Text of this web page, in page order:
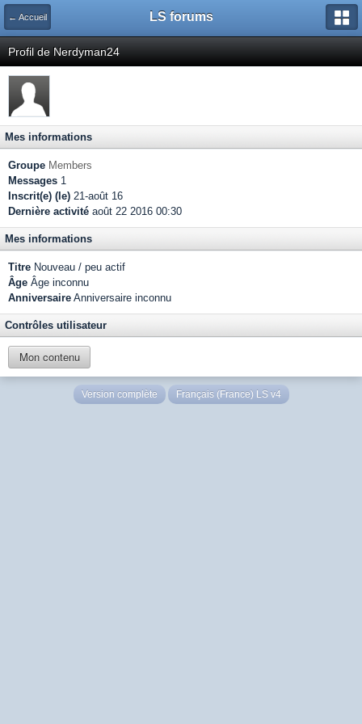
← Accueil LS forums
Profil de Nerdyman24
Mes informations
Groupe Members
Messages 1
Inscrit(e) (le) 21-août 16
Dernière activité août 22 2016 00:30
Mes informations
Titre Nouveau / peu actif
Âge Âge inconnu
Anniversaire Anniversaire inconnu
Contrôles utilisateur
Mon contenu
Version complète Français (France) LS v4